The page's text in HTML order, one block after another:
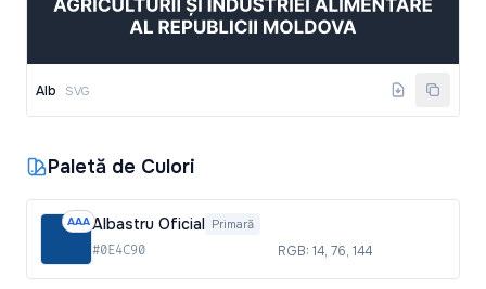
Alb SVG
Paletă de Culori
AAAAlbastru Oficial Primară
#0E4C90 RGB: 14, 76, 144